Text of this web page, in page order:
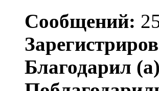
Сообщений:
Благодарил